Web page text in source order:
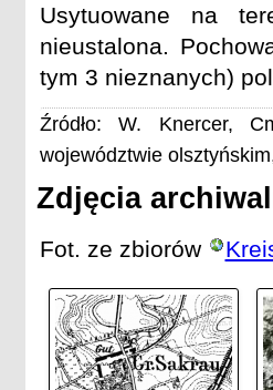
Usytuowane na
nieustalona.
tym 3 nieznanych)
Źródło: W. Knercer,
województwie
Zdjęcia
Fot. ze zbiorów